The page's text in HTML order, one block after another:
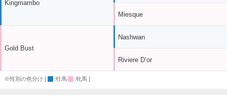
Kingmambo
Gold Bust
Miesque
Nashwan
Riviere D’or
※性別の色分け [ :牡馬 :牝馬 ]